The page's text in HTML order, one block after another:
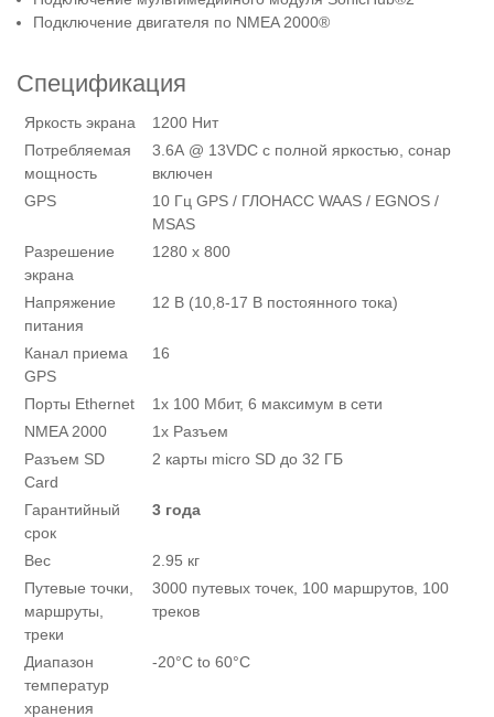
Подключение двигателя по NMEA 2000®
Спецификация
Яркость экрана
1200 Нит
Потребляемая
мощность
3.6A @ 13VDC с полной яркостью, сонар
включен
GPS
10 Гц GPS / ГЛОНАСС WAAS / EGNOS /
MSAS
Разрешение
экрана
1280 x 800
Напряжение
питания
12 В (10,8-17 В постоянного тока)
Канал приема
GPS
16
Порты Ethernet
1x 100 Мбит, 6 максимум в сети
NMEA 2000
1x Разъем
Разъем SD
Card
2 карты micro SD до 32 ГБ
Гарантийный
срок
3 года
Вес
2.95 кг
Путевые точки,
маршруты,
треки
3000 путевых точек, 100 маршрутов, 100
треков
Диапазон
температур
хранения
-20°C to 60°C